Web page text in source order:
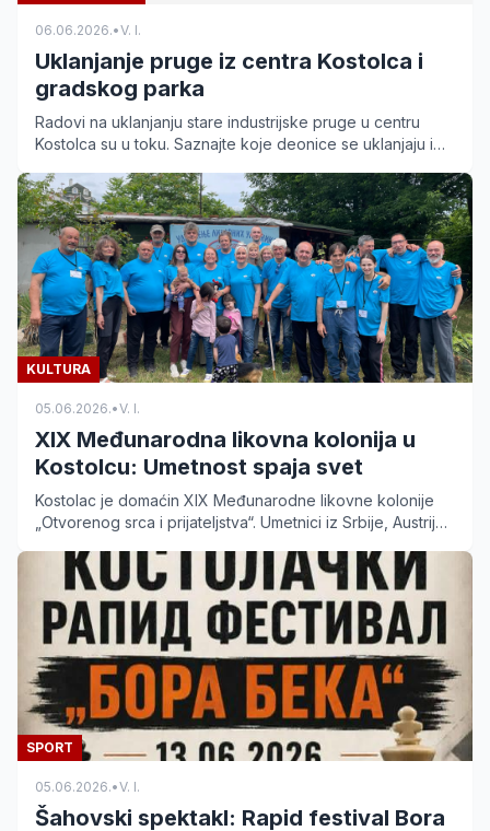
06.06.2026.•V. I.
Uklanjanje pruge iz centra Kostolca i
gradskog parka
Radovi na uklanjanju stare industrijske pruge u centru
Kostolca su u toku. Saznajte koje deonice se uklanjaju i
KULTURA
05.06.2026.•V. I.
XIX Međunarodna likovna kolonija u
Kostolcu: Umetnost spaja svet
Kostolac je domaćin XIX Međunarodne likovne kolonije
„Otvorenog srca i prijateljstva“. Umetnici iz Srbije, Austrije i
SPORT
05.06.2026.•V. I.
Šahovski spektakl: Rapid festival Bora